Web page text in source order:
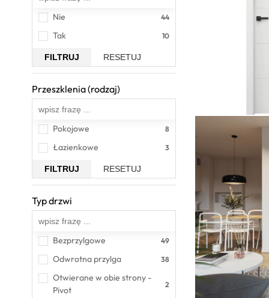
Nie
Tak
FILTRUJ RESETUJ
Przeszklenia (rodzaj)
Pokojowe
Łazienkowe
FILTRUJ RESETUJ
Typ drzwi
Bezprzylgowe
Odwrotna przylga
Otwierane w obie strony -
Pivot